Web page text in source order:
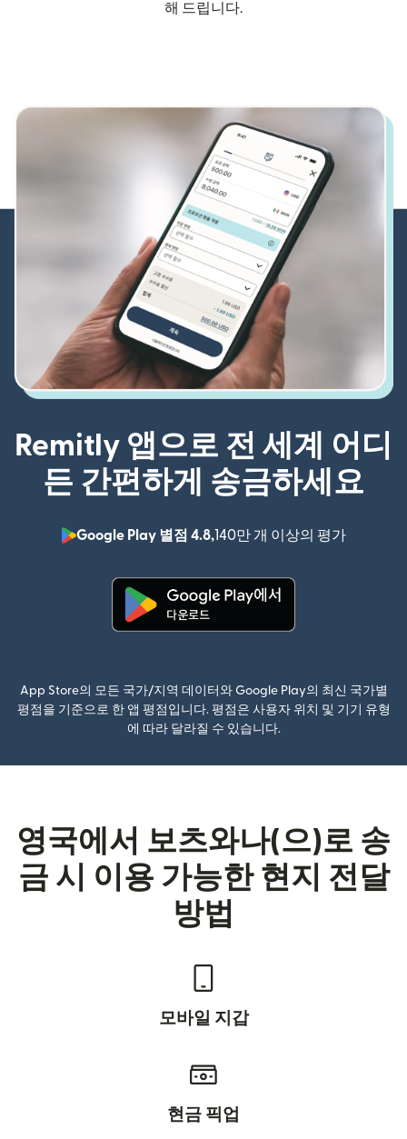
해 드립니다.
Remitly 앱으로 전 세계 어디
든 간편하게 송금하세요
Google Play 별점 4.8,140만 개 이상의 평가
App Store의 모든 국가/지역 데이터와 Google Play의 최신 국가별
평점을 기준으로 한 앱 평점입니다. 평점은 사용자 위치 및 기기 유형
에 따라 달라질 수 있습니다.
영국에서 보츠와나(으)로 송
금 시 이용 가능한 현지 전달
방법
모바일 지갑
현금 픽업